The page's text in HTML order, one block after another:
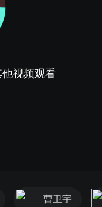
视频观看
曹卫宇